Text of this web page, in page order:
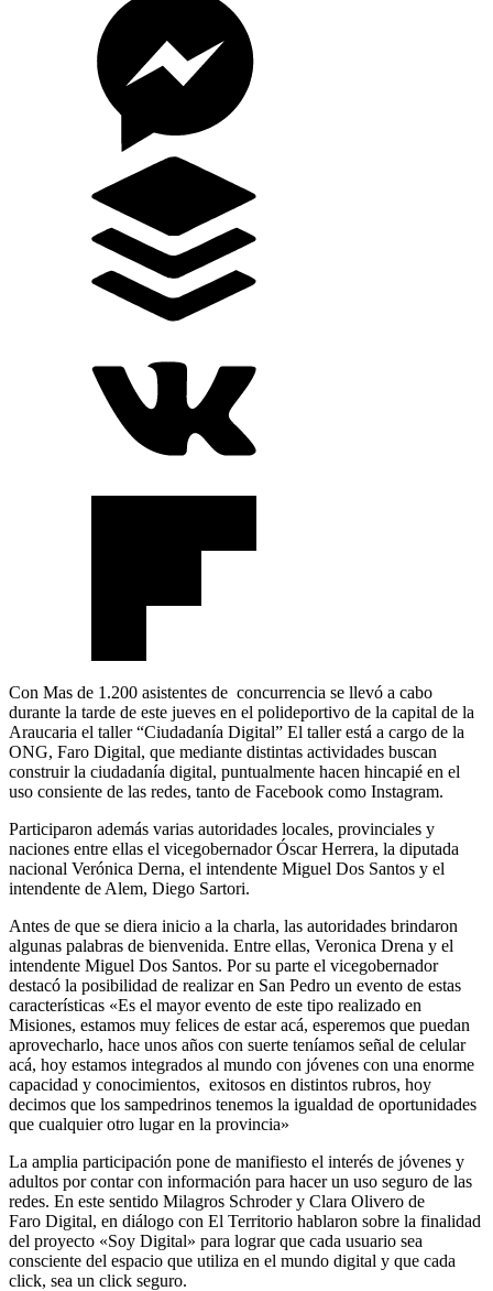
Con Mas de 1.200 asistentes de concurrencia se llevó a cabo
durante la tarde de este jueves en el polideportivo de la capital de la
Araucaria el taller “Ciudadanía Digital” El taller está a cargo de la
ONG, Faro Digital, que mediante distintas actividades buscan
construir la ciudadanía digital, puntualmente hacen hincapié en el
uso consiente de las redes, tanto de Facebook como Instagram.
Participaron además varias autoridades locales, provinciales y
naciones entre ellas el vicegobernador Óscar Herrera, la diputada
nacional Verónica Derna, el intendente Miguel Dos Santos y el
intendente de Alem, Diego Sartori.
Antes de que se diera inicio a la charla, las autoridades brindaron
algunas palabras de bienvenida. Entre ellas, Veronica Drena y el
intendente Miguel Dos Santos. Por su parte el vicegobernador
destacó la posibilidad de realizar en San Pedro un evento de estas
características «Es el mayor evento de este tipo realizado en
Misiones, estamos muy felices de estar acá, esperemos que puedan
aprovecharlo, hace unos años con suerte teníamos señal de celular
acá, hoy estamos integrados al mundo con jóvenes con una enorme
capacidad y conocimientos, exitosos en distintos rubros, hoy
decimos que los sampedrinos tenemos la igualdad de oportunidades
que cualquier otro lugar en la provincia»
La amplia participación pone de manifiesto el interés de jóvenes y
adultos por contar con información para hacer un uso seguro de las
redes. En este sentido Milagros Schroder y Clara Olivero de
Faro Digital, en diálogo con El Territorio hablaron sobre la finalidad
del proyecto «Soy Digital» para lograr que cada usuario sea
consciente del espacio que utiliza en el mundo digital y que cada
click, sea un click seguro.